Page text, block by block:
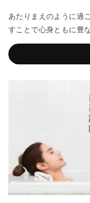
あたりまえのように過
すことで心身ともに豊